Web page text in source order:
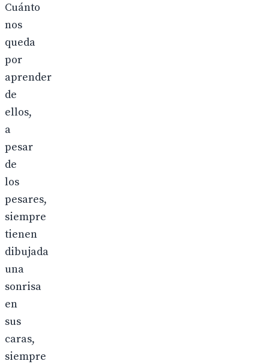
Cuánto
nos
queda
por
aprender
de
ellos,
a
pesar
de
los
pesares,
siempre
tienen
dibujada
una
sonrisa
en
sus
caras,
siempre